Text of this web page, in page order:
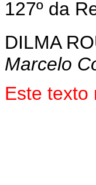
127º da
DILMA
Marcelo
Este texto